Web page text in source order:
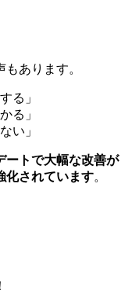
あります。
る」
る」
い」
ートで大幅な改善が
化されています。